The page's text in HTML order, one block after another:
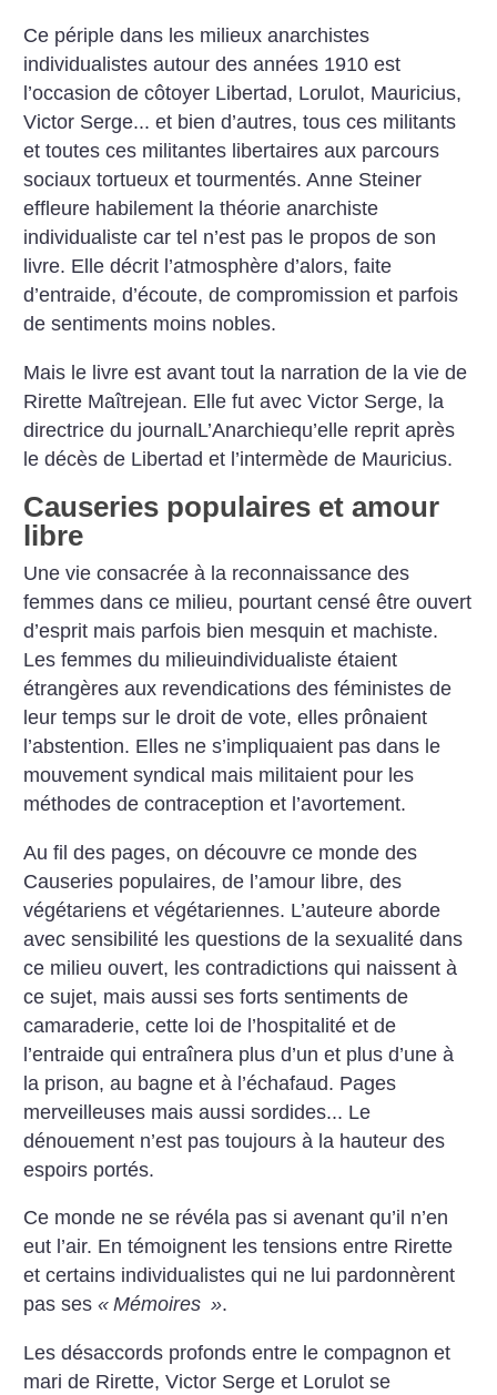
Ce périple dans les milieux anarchistes
individualistes autour des années 1910 est
l’occasion de côtoyer Libertad, Lorulot, Mauricius,
Victor Serge... et bien d’autres, tous ces militants
et toutes ces militantes libertaires aux parcours
sociaux tortueux et tourmentés. Anne Steiner
effleure habilement la théorie anarchiste
individualiste car tel n’est pas le propos de son
livre. Elle décrit l’atmosphère d’alors, faite
d’entraide, d’écoute, de compromission et parfois
de sentiments moins nobles.
Mais le livre est avant tout la narration de la vie de
Rirette Maîtrejean. Elle fut avec Victor Serge, la
directrice du journalL’Anarchiequ’elle reprit après
le décès de Libertad et l’intermède de Mauricius.
Causeries populaires et amour
libre
Une vie consacrée à la reconnaissance des
femmes dans ce milieu, pourtant censé être ouvert
d’esprit mais parfois bien mesquin et machiste.
Les femmes du milieuindividualiste étaient
étrangères aux revendications des féministes de
leur temps sur le droit de vote, elles prônaient
l’abstention. Elles ne s’impliquaient pas dans le
mouvement syndical mais militaient pour les
méthodes de contraception et l’avortement.
Au fil des pages, on découvre ce monde des
Causeries populaires, de l’amour libre, des
végétariens et végétariennes. L’auteure aborde
avec sensibilité les questions de la sexualité dans
ce milieu ouvert, les contradictions qui naissent à
ce sujet, mais aussi ses forts sentiments de
camaraderie, cette loi de l’hospitalité et de
l’entraide qui entraînera plus d’un et plus d’une à
la prison, au bagne et à l’échafaud. Pages
merveilleuses mais aussi sordides... Le
dénouement n’est pas toujours à la hauteur des
espoirs portés.
Ce monde ne se révéla pas si avenant qu’il n’en
eut l’air. En témoignent les tensions entre Rirette
et certains individualistes qui ne lui pardonnèrent
pas ses « Mémoires ».
Les désaccords profonds entre le compagnon et
mari de Rirette, Victor Serge et Lorulot se